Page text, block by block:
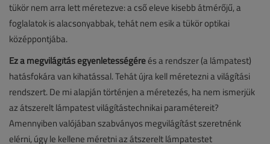
tükör nem arra lett méretezve: a cső eleve kisebb átmérőjű, a
foglalatok is alacsonyabbak, tehát nem esik a tükör optikai
középpontjába.
Ez a megvilágítás egyenletességéreés a rendszer (a lámpatest)
hatásfokára van kihatással. Tehát újra kell méretezni a világítási
rendszert. De mi alapján történjen a méretezés, ha nem ismerjük
az átszerelt lámpatest világítástechnikai paramétereit?
Amennyiben valójában szabványos megvilágítást szeretnénk
elérni, úgy le kellene méretni az átszerelt lámpatestet